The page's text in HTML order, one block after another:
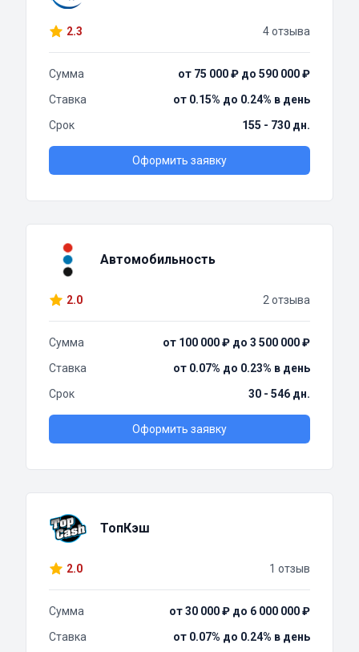
2.3 4 отзыва
Сумма
от 75 000 ₽ до 590 000 ₽
Ставка
от 0.15% до 0.24% в день
Срок
155 - 730 дн.
Оформить заявку
Автомобильность
2.0 2 отзыва
Сумма
от 100 000 ₽ до 3 500 000 ₽
Ставка
от 0.07% до 0.23% в день
Срок
30 - 546 дн.
Оформить заявку
ТопКэш
2.0 1 отзыв
Сумма
от 30 000 ₽ до 6 000 000 ₽
Ставка
от 0.07% до 0.24% в день